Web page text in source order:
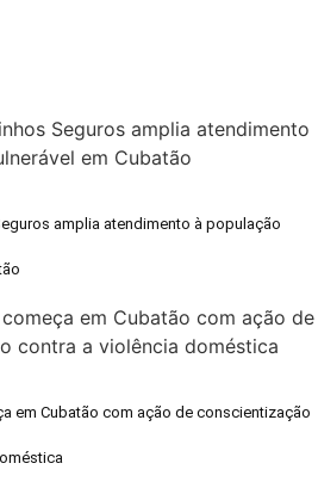
amplia atendimento à população
em Cubatão com ação de conscientização